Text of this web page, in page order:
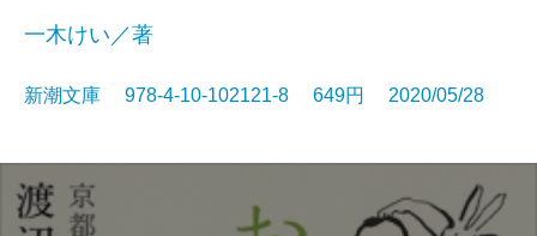
一木けい／著
新潮文庫 978-4-10-102121-8 649円 2020/05/28